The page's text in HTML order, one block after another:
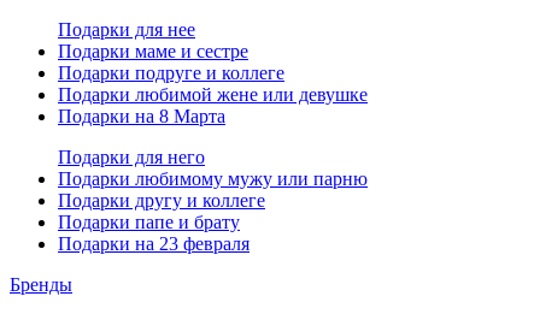
Подарки для нее
Подарки маме и сестре
Подарки подруге и коллеге
Подарки любимой жене или девушке
Подарки на 8 Марта
Подарки для него
Подарки любимому мужу или парню
Подарки другу и коллеге
Подарки папе и брату
Подарки на 23 февраля
Бренды